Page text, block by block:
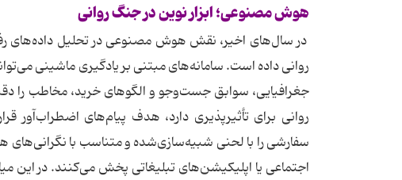
هوشمصنوعی؛ابزارنویندرجنگروانی
در سال‌های اخیر، نقش هوش مصنوعی در تحلیل داده‌های
روانی داده است. سامانه‌های مبتنی بر یادگیری ماشینی
جغرافیایی، سوابق جست‌وجو و الگوهای خرید، مخاطب را
روانی برای تأثیرپذیری دارد، هدف پیام‌های اضطراب‌آور
سفارشی را با لحنی شبیه‌سازی‌شده و متناسب با نگرانی‌های
اجتماعی یا اپلیکیشن‌های تبلیغاتی پخش می‌کنند. در این